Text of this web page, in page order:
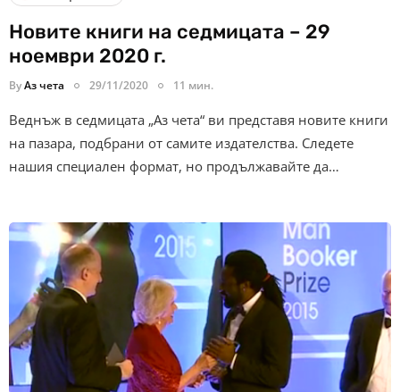
Новите книги на седмицата – 29
ноември 2020 г.
ByАз чета 29/11/2020 11 мин.
Веднъж в седмицата „Аз чета“ ви представя новите книги
на пазара, подбрани от самите издателства. Следете
нашия специален формат, но продължавайте да…